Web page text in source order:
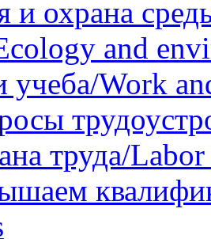
и охрана
and
учеба/Work
труда/Labor